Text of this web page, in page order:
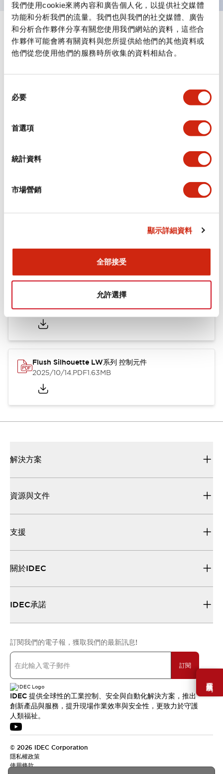
我們使用cookie來將內容和廣告個人化，以提供社交媒體
功能和分析我們的流量。我們也與我們的社交媒體、廣告
和分析合作夥伴分享有關您使用我們網站的資料，這些合
作夥伴可能會將有關資料與您所提供給他們的其他資料或
他們從您使用他們的服務時所收集的資料相結合。
必要
首選項
統計資料
市場營銷
顯示詳細資料
全部接受
允許選擇
需要幫助嗎？
規格 顯示全部
審美規範
安裝和安裝規範
認證與標準
Flush Silhouette LW系列 控制元件 (英文版)
2025/09/19.PDF1.23MB
Flush Silhouette LW系列 控制元件
2025/10/14.PDF1.63MB
解決方案
資源與文件
支援
關於IDEC
IDEC承諾
訂閱我們的電子報，獲取我們的最新訊息!
訂閱
IDEC 提供全球性的工業控制、安全與自動化解決方案，推出
創新產品與服務，提升現場作業效率與安全性，更致力於守護
人類福祉。
© 2026 IDEC Corporation
隱私權政策
使用條款